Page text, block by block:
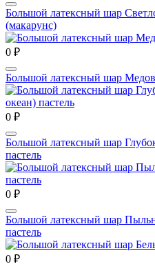
Большой латексный шар
(макарунс)
0 ₽
Большой латексный шар
0 ₽
Большой латексный шар
пастель
0 ₽
Большой латексный шар
пастель
0 ₽